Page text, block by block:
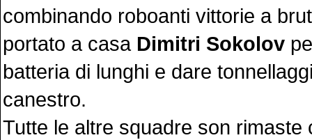
combinando roboanti vittorie a
portato a casa Dimitri Sokolov
batteria di lunghi e dare
canestro.
Tutte le altre squadre son rimaste